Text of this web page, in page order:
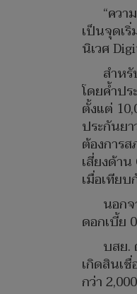
“คว
เป็นจุดเ
นิเวศ
สำห
โดยค้ำป
ตั้งแต่
ประกันย
ต้องการ
เสี่ยงด้า
เมื่อเทีย
นอก
ดอกเบี้ย
บสย.
เกิดสินเ
กว่า